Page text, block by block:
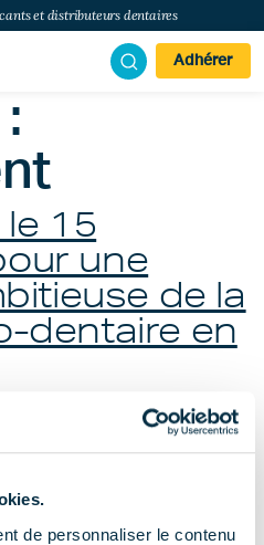
de personnaliser le contenu
et distributeurs dentaires
Adhérer
15
une
de la
dentaire en
parEmilie